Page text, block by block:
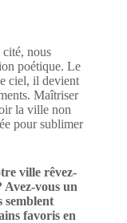
nous
poétique. Le
ciel, il devient
Maîtriser
la ville non
pour sublimer
ville rêvez-
Avez-vous un
semblent
favoris en